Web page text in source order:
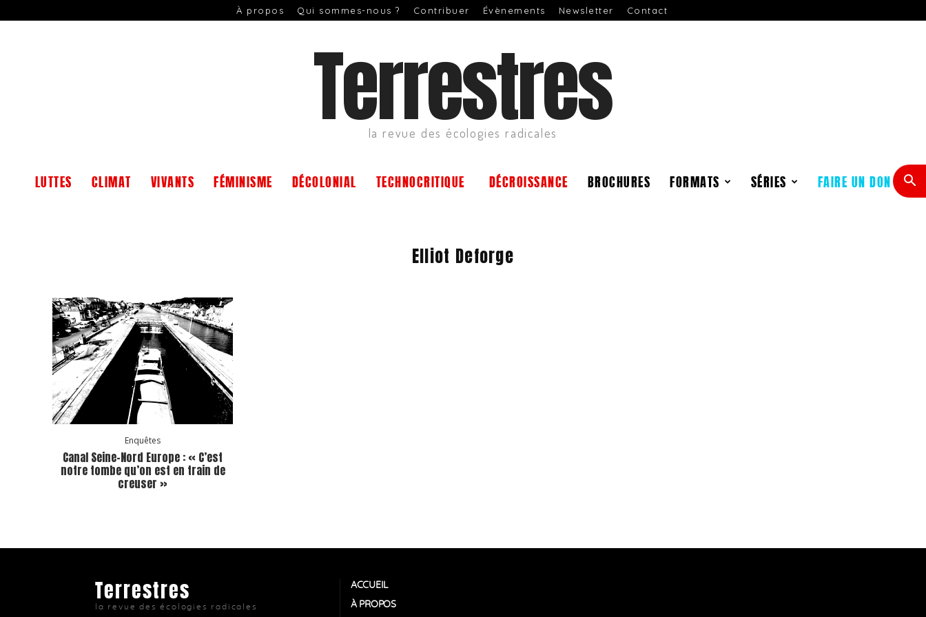
À propos Qui sommes-nous ? Contribuer Évènements Newsletter Contact
Terrestres
la revue des écologies radicales
LUTTES CLIMAT VIVANTS FÉMINISME DÉCOLONIAL TECHNOCRITIQUE DÉCROISSANCE BROCHURES FORMATS SÉRIES FAIRE UN DON
Elliot Deforge
Enquêtes
Canal Seine-Nord Europe : « C’est
notre tombe qu’on est en train de
creuser »
Terrestres
la revue des écologies radicales
ACCUEIL
À PROPOS